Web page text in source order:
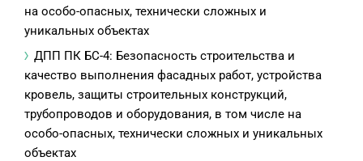
на особо-опасных, технически сложных и
уникальных объектах
ДПП ПК БС-4: Безопасность строительства и
качество выполнения фасадных работ, устройства
кровель, защиты строительных конструкций,
трубопроводов и оборудования, в том числе на
особо-опасных, технически сложных и уникальных
объектах